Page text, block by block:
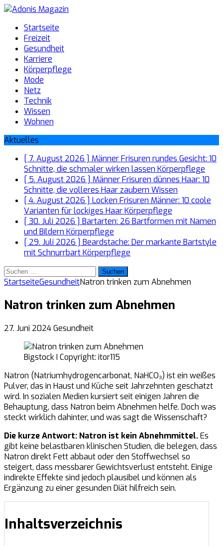
Startseite
Freizeit
Gesundheit
Karriere
Körperpflege
Mode
Netz
Technik
Wissen
Wohnen
Aktuelles
[ 7. August 2026 ] Männer Frisuren rundes Gesicht: 10
Schnitte, die schmaler wirken lassen Körperpflege
[ 5. August 2026 ] Männer Frisuren dünnes Haar: 10
Schnitte, die volleres Haar zaubern Wissen
[ 4. August 2026 ] Locken Frisuren Männer: 10 coole
Varianten für lockiges HaarKörperpflege
[ 30. Juli 2026 ] Bartarten: 26 Bartformen mit Namen
und Bildern Körperpflege
[ 29. Juli 2026 ] Beardstache: Der markante Bartstyle
mit SchnurrbartKörperpflege
Suchen
nach:
StartseiteGesundheitNatron trinken zum Abnehmen
Natron trinken zum Abnehmen
27. Juni 2024Gesundheit
Bigstock I Copyright: itor115
Natron (Natriumhydrogencarbonat, NaHCO₃) ist ein weißes
Pulver, das in Haust und Küche seit Jahrzehnten geschatzt
wird. In sozialen Medien kursiert seit einigen Jahren die
Behauptung, dass Natron beim Abnehmen helfe. Doch was
steckt wirklich dahinter, und was sagt die Wissenschaft?
Die kurze Antwort: Natron ist kein Abnehmmittel.Es
gibt keine belastbaren klinischen Studien, die belegen, dass
Natron direkt Fett abbaut oder den Stoffwechsel so
steigert, dass messbarer Gewichtsverlust entsteht. Einige
indirekte Effekte sind jedoch plausibel und können als
Ergänzung zu einer gesunden Diät hilfreich sein.
Inhaltsverzeichnis